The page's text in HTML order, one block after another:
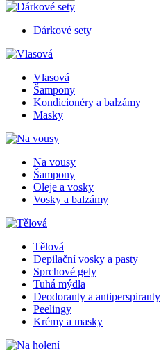
Dárkové sety
Vlasová
Šampony
Kondicionéry a balzámy
Masky
Na vousy
Šampony
Oleje a vosky
Vosky a balzámy
Tělová
Depilační vosky a pasty
Sprchové gely
Tuhá mýdla
Deodoranty a antiperspiranty
Peelingy
Krémy a masky